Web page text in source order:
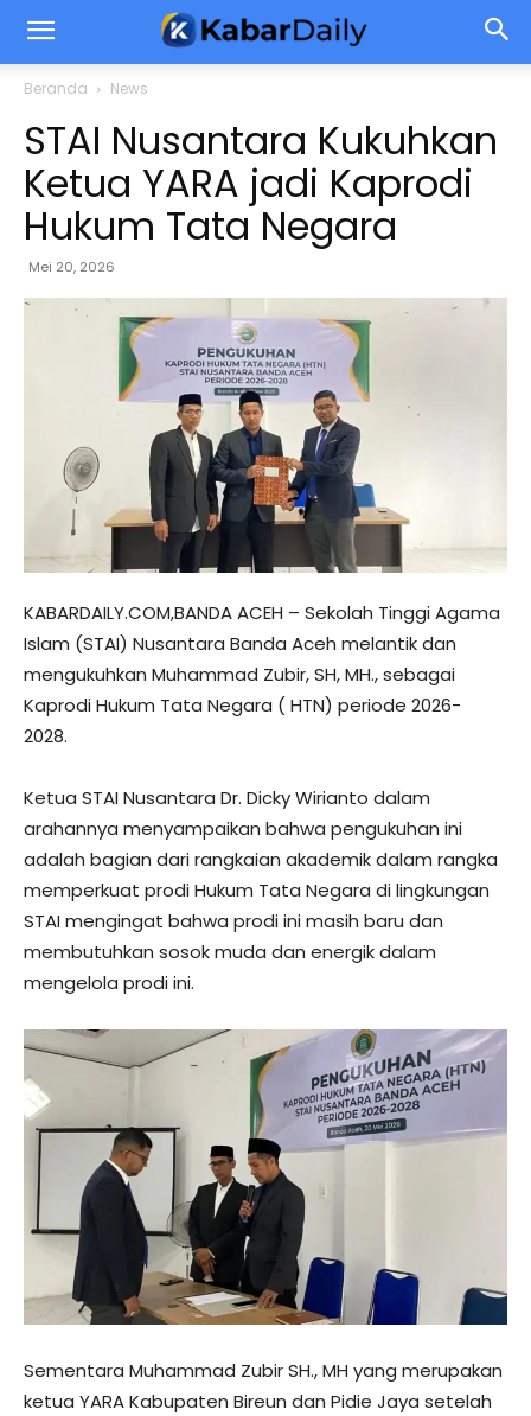
Beranda News
STAI Nusantara Kukuhkan
Ketua YARA jadi Kaprodi
Hukum Tata Negara
Mei 20, 2026
KABARDAILY.COM,BANDA ACEH – Sekolah Tinggi Agama
Islam (STAI) Nusantara Banda Aceh melantik dan
mengukuhkan Muhammad Zubir, SH, MH., sebagai
Kaprodi Hukum Tata Negara ( HTN) periode 2026-
2028.
Ketua STAI Nusantara Dr. Dicky Wirianto dalam
arahannya menyampaikan bahwa pengukuhan ini
adalah bagian dari rangkaian akademik dalam rangka
memperkuat prodi Hukum Tata Negara di lingkungan
STAI mengingat bahwa prodi ini masih baru dan
membutuhkan sosok muda dan energik dalam
mengelola prodi ini.
Sementara Muhammad Zubir SH., MH yang merupakan
ketua YARA Kabupaten Bireun dan Pidie Jaya setelah